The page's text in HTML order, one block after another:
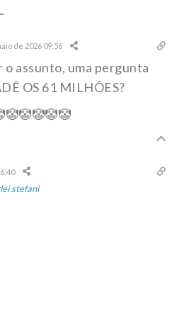
de 2026 09:56
assunto, uma pergunta
OS 61 MILHÕES?
stefani